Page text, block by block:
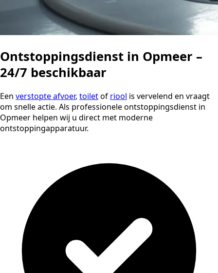
Ontstoppingsdienst in Opmeer –
24/7 beschikbaar
Een verstopte afvoer, toiletof riool is vervelend en vraagt
om snelle actie. Als professionele ontstoppingsdienst in
Opmeer helpen wij u direct met moderne
ontstoppingapparatuur.